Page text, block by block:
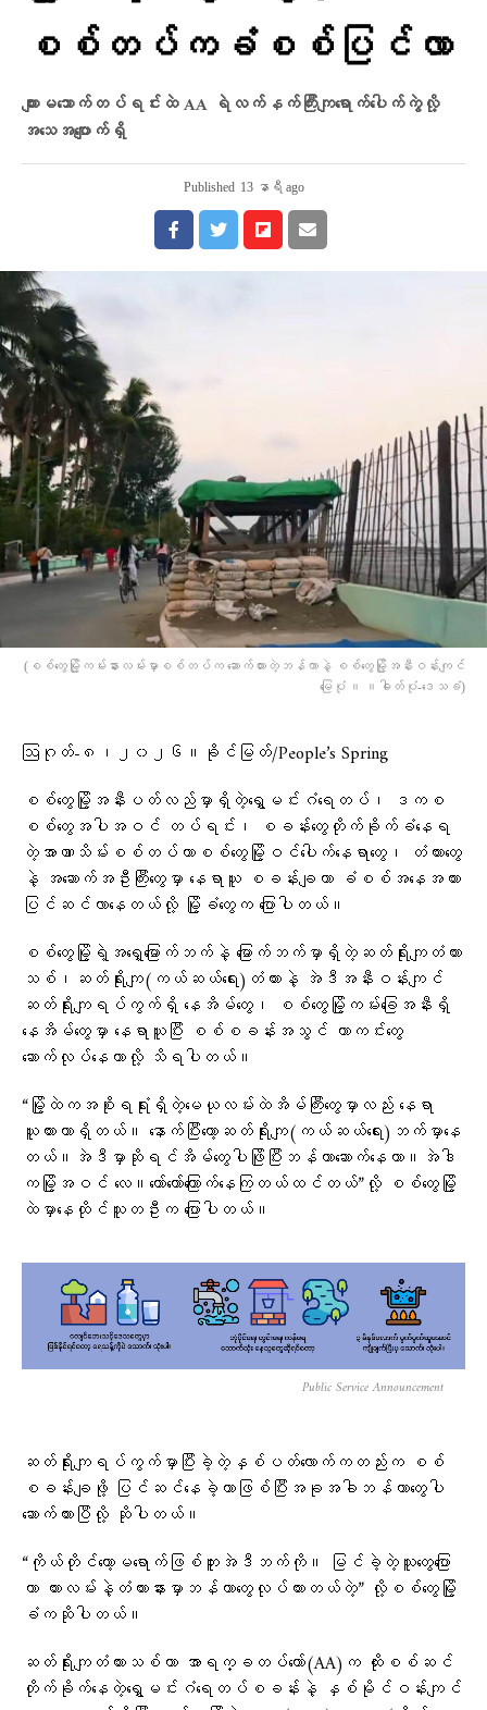
စစ်တပ်ကခံစစ်ပြင်လာ
ကျားမသောက်တပ်ရင်းထဲ AA ရဲလက်နက်ကြီးကျရောက်ပေါက်ကွဲလို့
အသေအပျောက်ရှိ
Published 13 နာရီ ago
(စစ်တွေမြို့ကမ်းနားလမ်းမှာစစ်တပ်က ဆောက်ထားတဲ့ဘန်ကာနဲ့ စစ်​တွေမြို့အနီးဝန်းကျင်​
မြေပုံ ။ ။ဓါတ်ပုံ-​ဒေသခံ)
ဩဂုတ်-၈၊၂၀၂၆။ခိုင်မြတ်/People’s Spring
စစ်တွေမြို့အနီးပတ်လည်မှာရှိတဲ့ရွှေမင်းဂံရေတပ်၊ ဒကစ
စစ်တွေအပါအဝင် တပ်ရင်း၊ စခန်းတွေတိုက်ခိုက်ခံနေရ
တဲ့အာဏာသိမ်းစစ်တပ်ဟာစစ်တွေမြို့ဝင်ပေါက်နေရာတွေ၊ တံတားတွေ
နဲ့ အဆောက်အဦးကြီးတွေမှာ နေရာယူ စခန်းချကာ ခံစစ်အနေအထား
ပြင်ဆင်လာနေတယ်လို့ မြို့ခံတွေက ပြောပါတယ်။
စစ်တွေမြို့ရဲ့အရှေ့မြောက်ဘက်နဲ့ မြောက်ဘက်မှာရှိတဲ့ဆတ်ရိုးကျတံတား
သစ်၊ဆတ်ရိုးကျ(ကယ်ဆယ်ရေး)တံတားနဲ့ အဲဒီအနီးဝန်းကျင်
ဆတ်ရိုးကျရပ်ကွက်ရှိ နေအိမ်တွေ၊ စစ်တွေမြို့ကမ်းခြေအနီးရှိ
နေအိမ်တွေမှာ နေရာယူပြီး စစ်စခန်းအသွင် ကာကင်းတွေ
ဆောက်လုပ်နေတာလို့ သိရပါတယ်။
“မြို့ထဲကအစိုးရရုံးရှိတဲ့မေယုလမ်းထဲအိမ်ကြီးတွေမှာလည်း နေရာ
ယူထားတာရှိတယ်။ နောက်ပြီးတော့ဆတ်ရိုးကျ(ကယ်ဆယ်ရေး)ဘက်မှာနေ
တယ်။အဲဒီမှာဆိုရင်အိမ်တွေပါဖြိုပြီးဘန်ကာဆောက်နေတာ။အဲဒါ
ကမြို့အဝင် လေ။တော်တော်ကြောက်နေကြတယ်ထင်တယ်”လို့ စစ်တွေမြို့
ထဲမှာနေထိုင်သူတဦးက ပြောပါတယ်။
Public Service Announcement
ဆတ်ရိုးကျရပ်ကွက်မှာပြီးခဲ့တဲ့နှစ်ပတ်လောက်ကတည်းက စစ်
စခန်းချဖို့ ပြင်ဆင်နေခဲ့တာဖြစ်ပြီးအခုအခါဘန်ကာတွေပါ
ဆောက်ထားပြီလို့ ဆိုပါတယ်။
“ကိုယ်တိုင်တော့မရောက်ဖြစ်ဘူးအဲဒီဘက်ကို။ မြင်ခဲ့တဲ့သူတွေပြော
တာ ကားလမ်းနဲ့တံတားနားမှာဘန်ကာတွေလုပ်ထားတယ်တဲ့” လို့စစ်တွေမြို့
ခံကဆိုပါတယ်။
ဆတ်ရိုးကျတံတားသစ်ဟာ အာရက္ခတပ်တော်(AA)က ထိုးစစ်ဆင်
တိုက်ခိုက်နေတဲ့ရွှေမင်းဂံရေတပ်စခန်းနဲ့ နှစ်မိုင်ဝန်းကျင်